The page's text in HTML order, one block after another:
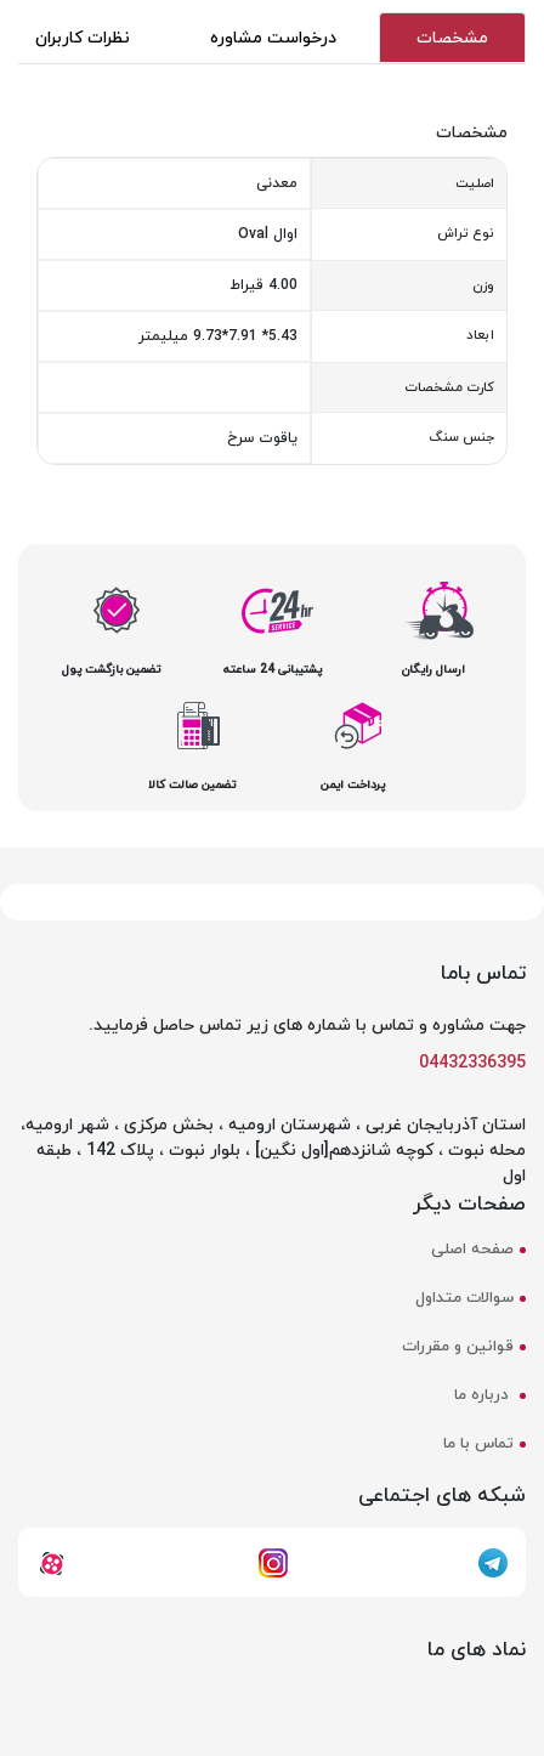
مشخصات درخواست مشاوره نظرات کاربران
مشخصات
اصلیت معدنی
نوع تراش اوال Oval
وزن 4.00 قیراط
ابعاد 5.43* 7.91*9.73 میلیمتر
کارت مشخصات
جنس سنگ یاقوت سرخ
ارسال رایگان پشتیبانی 24 ساعته تضمین بازگشت پول
پرداخت ایمن تضمین صالت کالا
تماس باما
جهت مشاوره و تماس با شماره های زیر تماس حاصل فرمایید.
04432336395
استان آذربایجان غربی ، شهرستان ارومیه ، بخش مرکزی ، شهر ارومیه،
محله نبوت ، کوچه شانزدهم[اول نگین] ، بلوار نبوت ، پلاک 142 ، طبقه
اول
صفحات دیگر
صفحه اصلی
سوالات متداول
قوانین و مقررات
درباره ما
تماس با ما
شبکه های اجتماعی
نماد های ما